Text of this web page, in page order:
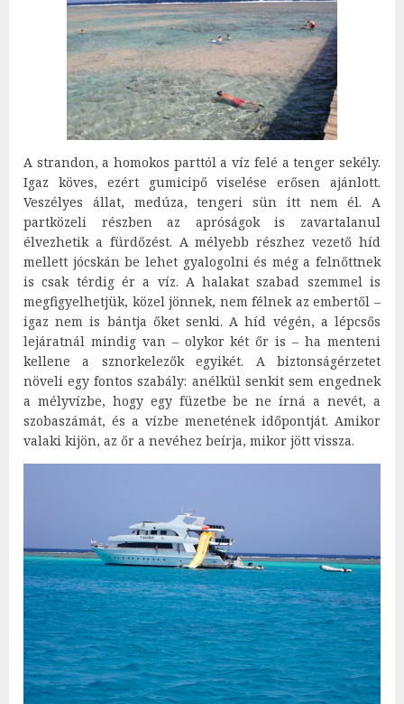
A strandon, a homokos parttól a víz felé a tenger sekély.
Igaz köves, ezért gumicipő viselése erősen ajánlott.
Veszélyes állat, medúza, tengeri sün itt nem él. A
partközeli részben az apróságok is zavartalanul
élvezhetik a fürdőzést. A mélyebb részhez vezető híd
mellett jócskán be lehet gyalogolni és még a felnőttnek
is csak térdig ér a víz. A halakat szabad szemmel is
megfigyelhetjük, közel jönnek, nem félnek az embertől –
igaz nem is bántja őket senki. A híd végén, a lépcsős
lejáratnál mindig van – olykor két őr is – ha menteni
kellene a sznorkelezők egyikét. A biztonságérzetet
növeli egy fontos szabály: anélkül senkit sem engednek
a mélyvízbe, hogy egy füzetbe be ne írná a nevét, a
szobaszámát, és a vízbe menetének időpontját. Amikor
valaki kijön, az őr a nevéhez beírja, mikor jött vissza.